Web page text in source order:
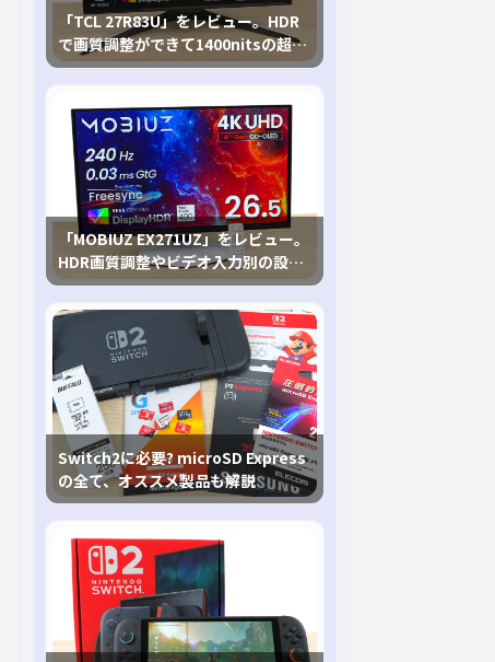
「TCL 27R83U」をレビュー。HDR
で画質調整ができて1400nitsの超高
輝度も発揮！
「MOBIUZ EX271UZ」をレビュー。
HDR画質調整やビデオ入力別の設定
が可能な4K有機ELゲーミングモニタ
を徹底検証
Switch2に必要? microSD Express
の全て、オススメ製品も解説